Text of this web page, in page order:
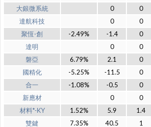
大銀微系統
0 0
達航科技
0 0
聚恆-創
-2.49% -1.4 0
達明
0 0
磐亞
6.79% 2.1 0
國精化
-5.25% -11.5 0
合一
-1.08% -0.5 0
新應材
0 0
材料*-KY
1.52% 5.9 1.4
雙鍵
7.35% 40.5 1